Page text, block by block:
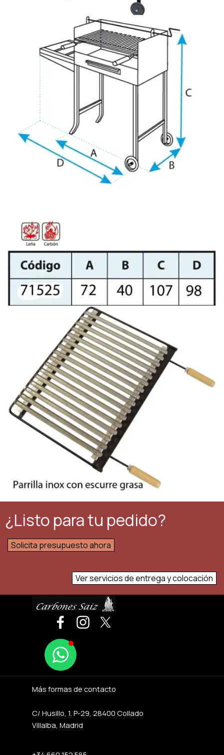
¿Listo para tu pedido?
Solicita presupuesto ahora
Ver servicios de entrega y colocación
Más formas de contacto
C/ Husillo, 1. P-29, 28400 Collado
Villalba, Madrid